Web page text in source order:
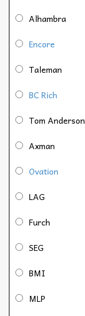
Alhambra
Encore
Taleman
BC Rich
Tom Anderson
Axman
Ovation
LAG
Furch
SEG
BMI
MLP